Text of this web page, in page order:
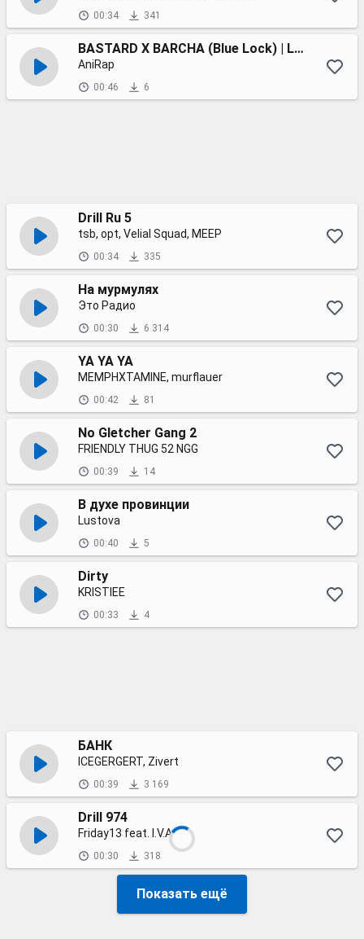
00:34 341
BASTARD X BARCHA (Blue Lock) | Liga Neo Egoísta PT 1
AniRap
00:46 6
Drill Ru 5
tsb, opt, Velial Squad, MEEP
00:34 335
На мурмулях
Это Радио
00:30 6 314
YA YA YA
MEMPHXTAMINE, murflauer
00:42 81
No Gletcher Gang 2
FRIENDLY THUG 52 NGG
00:39 14
В духе провинции
Lustova
00:40 5
Dirty
KRISTIEE
00:33 4
БАНК
ICEGERGERT, Zivert
00:39 3 169
Drill 974
Friday13 feat. I.V.A
00:30 318
Показать ещё